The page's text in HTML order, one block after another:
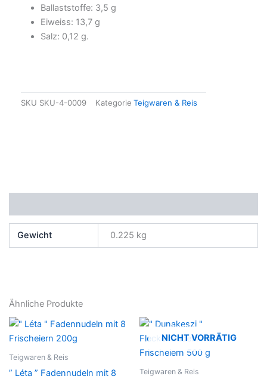
Ballaststoffe: 3,5 g
Eiweiss: 13,7 g
Salz: 0,12 g.
SKU SKU-4-0009 Kategorie Teigwaren & Reis
Gewicht 0.225 kg
Ähnliche Produkte
Teigwaren & Reis
” Léta ” Fadennudeln mit 8
NICHT VORRÄTIG
Teigwaren & Reis